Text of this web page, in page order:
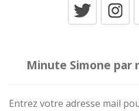
Minute Simone par
Entrez votre adresse mail